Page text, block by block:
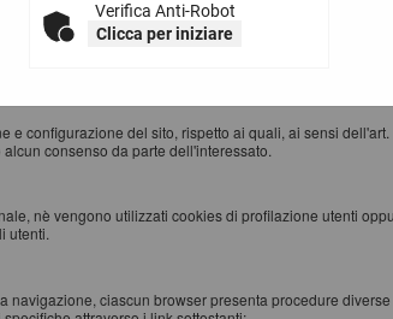
Verifica Anti-Robot
Clicca per iniziare
questo accede ad un determinato sito, con lo scopo di
web visitato) al browser dell'utente (Internet Explorer,
e configurazione del sito, rispetto ai quali, ai sensi
consenso da parte dell'interessato.
nè vengono utilizzati cookies di profilazione utenti
utenti.
ciascun browser presenta procedure